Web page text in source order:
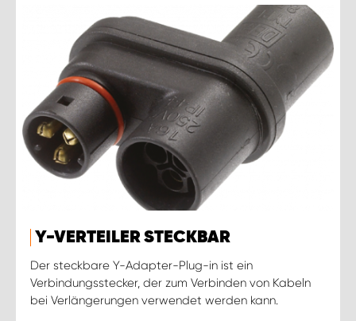
Y-VERTEILER STECKBAR
Der steckbare Y-Adapter-Plug-in ist ein
Verbindungsstecker, der zum Verbinden von Kabeln
bei Verlängerungen verwendet werden kann.